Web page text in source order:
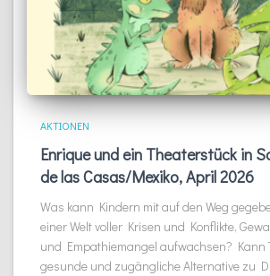
AKTIONEN
Enrique und ein Theaterstück in
de las Casas/Mexiko, April 2026
Was kann Kindern mit auf den Weg
einer Welt voller Krisen und Konflikte,
und Empathiemangel aufwachsen? Kann
gesunde und zugängliche Alternative zu